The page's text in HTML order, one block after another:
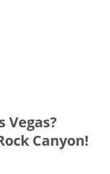
Vegas?
Canyon!